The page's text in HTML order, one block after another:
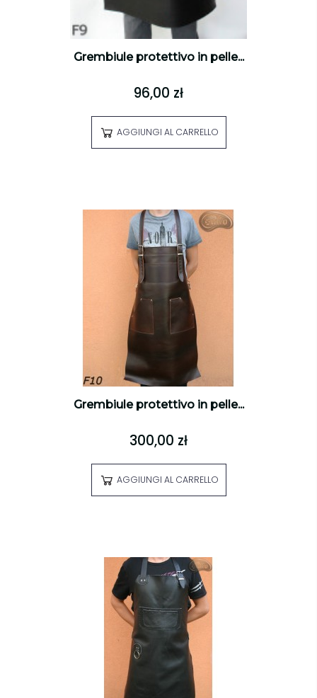
Grembiule protettivo in pelle...
96,00 zł
AGGIUNGI AL CARRELLO
Grembiule protettivo in pelle...
300,00 zł
AGGIUNGI AL CARRELLO